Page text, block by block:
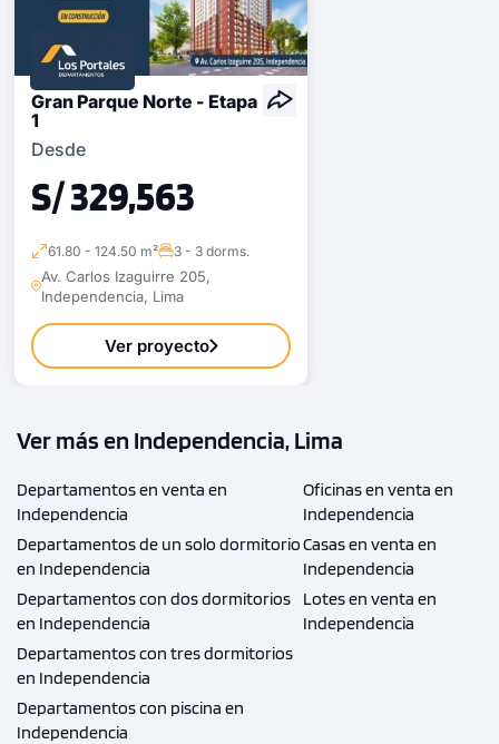
Gran Parque Norte - Etapa
1
Desde
S/ 329,563
61.80 - 124.50 m² 3 - 3 dorms.
Av. Carlos Izaguirre 205,
Independencia, Lima
Ver proyecto
Ver más en Independencia, Lima
Departamentos en venta en
Independencia
Departamentos de un solo dormitorio
en Independencia
Departamentos con dos dormitorios
en Independencia
Departamentos con tres dormitorios
en Independencia
Departamentos con piscina en
Independencia
Oficinas en venta en
Independencia
Casas en venta en
Independencia
Lotes en venta en
Independencia